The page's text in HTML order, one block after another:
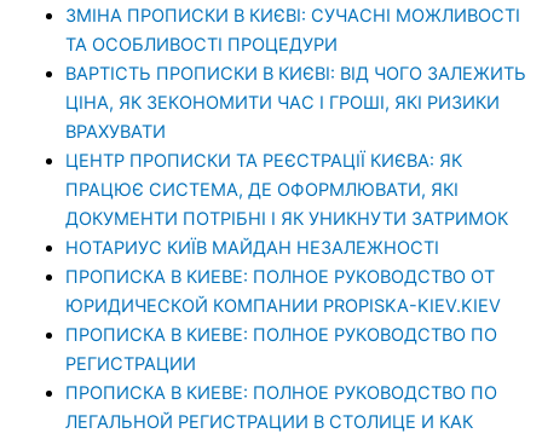
ЗМІНА ПРОПИСКИ В КИЄВІ: СУЧАСНІ МОЖЛИВОСТІ
ТА ОСОБЛИВОСТІ ПРОЦЕДУРИ
ВАРТІСТЬ ПРОПИСКИ В КИЄВІ: ВІД ЧОГО ЗАЛЕЖИТЬ
ЦІНА, ЯК ЗЕКОНОМИТИ ЧАС І ГРОШІ, ЯКІ РИЗИКИ
ВРАХУВАТИ
ЦЕНТР ПРОПИСКИ ТА РЕЄСТРАЦІЇ КИЄВА: ЯК
ПРАЦЮЄ СИСТЕМА, ДЕ ОФОРМЛЮВАТИ, ЯКІ
ДОКУМЕНТИ ПОТРІБНІ І ЯК УНИКНУТИ ЗАТРИМОК
НОТАРИУС КИЇВ МАЙДАН НЕЗАЛЕЖНОСТІ
ПРОПИСКА В КИЕВЕ: ПОЛНОЕ РУКОВОДСТВО ОТ
ЮРИДИЧЕСКОЙ КОМПАНИИ PROPISKA-KIEV.KIEV
ПРОПИСКА В КИЕВЕ: ПОЛНОЕ РУКОВОДСТВО ПО
РЕГИСТРАЦИИ
ПРОПИСКА В КИЕВЕ: ПОЛНОЕ РУКОВОДСТВО ПО
ЛЕГАЛЬНОЙ РЕГИСТРАЦИИ В СТОЛИЦЕ И КАК